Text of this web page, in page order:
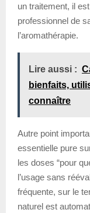
un traitement, il
professionnel de
l’aromathérapie.
Lire aussi :
bienfaits,
connaître
Autre point
essentielle pure
les doses “pour
l’usage sans
fréquente, sur le
naturel est